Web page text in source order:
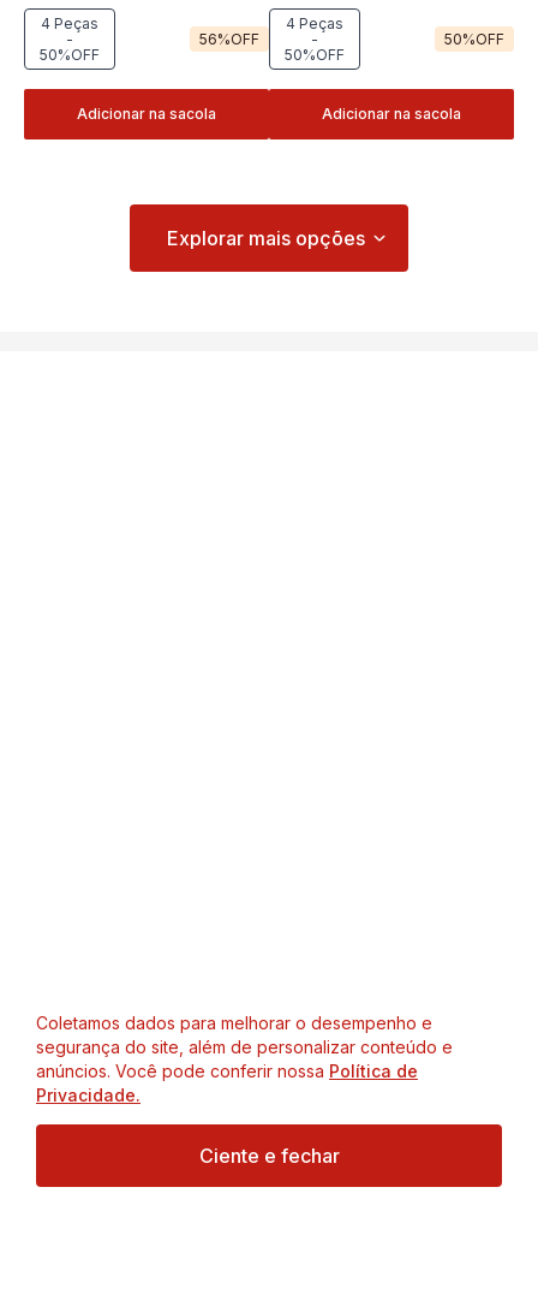
Coletamos dados para melhorar o desempenho e
segurança do site, além de personalizar conteúdo e
anúncios. Você pode conferir nossa Política de
Privacidade.
Ciente e fechar
4 Peças
-
50%OFF
56%OFF
Adicionar na sacola
4 Peças
-
50%OFF
50%OFF
Adicionar na sacola